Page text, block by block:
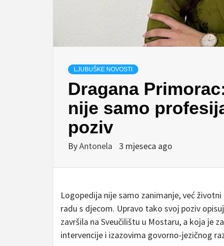
LJUBUŠKE NOVOSTI
Dragana
nije samo
poziv
ByAntonela 3 mjeseca ago
Logopedija nije samo zanimanje, već
radu s djecom. Upravo tako svoj poziv
završila na Sveučilištu u Mostaru, a koja je
intervencije i izazovima govorno-jezičnog